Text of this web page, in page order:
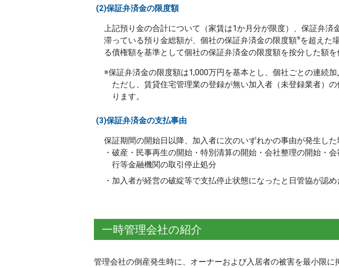
(2)保証弁済金の限度額
上記預り金の合計について（家賃は1か月分が限度）、保証弁
滞っている預り金総額が、個社の保証弁済金の限度額※を超えた
る債権額を基準として個社の保証弁済金の限度額を按分した額
※保証弁済金の限度額は1,000万円を基本とし、個社ごとの連続
ただし、賃貸住宅管理業の登録が無い加入者（未登録業者）
ります。
(3)保証弁済金の支払事由
保証期間の開始日以降、加入者に次のいずれかの事由が発生した
・破産・民事再生の開始・特別清算の開始・会社整理の開始・
行等金融機関の取引停止処分
・加入者が経営の破綻等で支払停止状態になったと日管協が認め
一時管理会社の紹介
管理会社の倒産発生時に、オーナーおよび入居者の被害を最小限に